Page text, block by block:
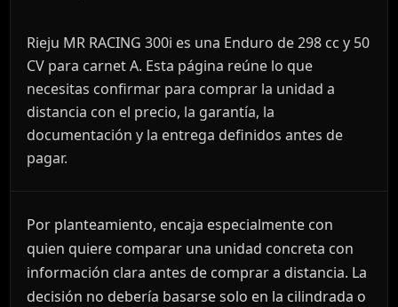
Rieju MR RACING 300i es una Enduro de 298 cc y 50
CV para carnet A. Esta página reúne lo que
necesitas confirmar para comprar la unidad a
distancia con el precio, la garantía, la
documentación y la entrega definidos antes de
pagar.
Por planteamiento, encaja especialmente con
quien quiere comparar una unidad concreta con
información clara antes de comprar a distancia. La
decisión no debería basarse solo en la cilindrada o